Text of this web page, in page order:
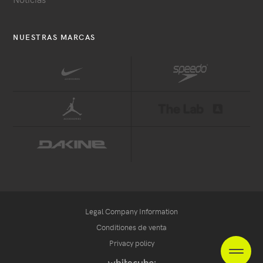
NUESTRAS MARCAS
Legal Company Information
Conditiones de venta
Privacy policy